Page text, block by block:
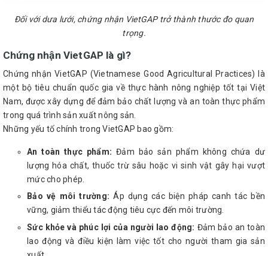
Đối với dưa lưới, chứng nhận VietGAP trở thành thước đo quan
trọng.
Chứng nhận VietGAP là gì?
Chứng nhận VietGAP (Vietnamese Good Agricultural Practices) là
một bộ tiêu chuẩn quốc gia về thực hành nông nghiệp tốt tại Việt
Nam, được xây dựng để đảm bảo chất lượng và an toàn thực phẩm
trong quá trình sản xuất nông sản.
Những yếu tố chính trong VietGAP bao gồm:
An toàn thực phẩm:Đảm bảo sản phẩm không chứa dư
lượng hóa chất, thuốc trừ sâu hoặc vi sinh vật gây hại vượt
mức cho phép.
Bảo vệ môi trường: Áp dụng các biện pháp canh tác bền
vững, giảm thiểu tác động tiêu cực đến môi trường.
Sức khỏe và phúc lợi của người lao động: Đảm bảo an toàn
lao động và điều kiện làm việc tốt cho người tham gia sản